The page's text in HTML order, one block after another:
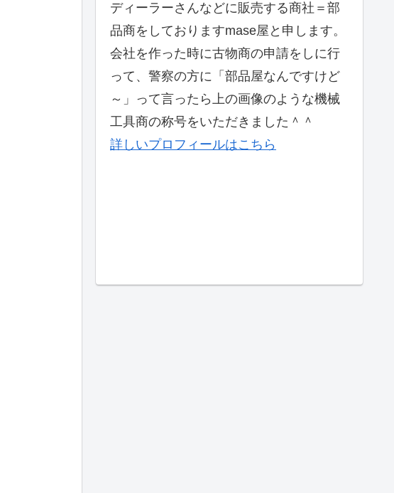
ディーラーさんなどに販売する商社＝部
品商をしておりますmase屋と申します。
会社を作った時に古物商の申請をしに行
って、警察の方に「部品屋なんですけど
～」って言ったら上の画像のような機械
工具商の称号をいただきました＾＾
詳しいプロフィールはこちら